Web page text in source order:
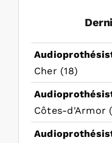
Cher (18)
Côtes-d'Armor